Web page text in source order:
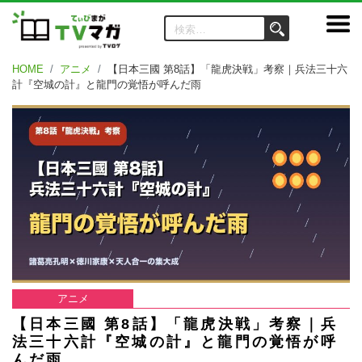
HOME アニメ
【日本三國 第8話】「龍虎決戦」考察｜兵法三十六
計『空城の計』と龍門の覚悟が呼んだ雨
アニメ
【日本三國 第8話】「龍虎決戦」考察｜兵
法三十六計『空城の計』と龍門の覚悟が呼